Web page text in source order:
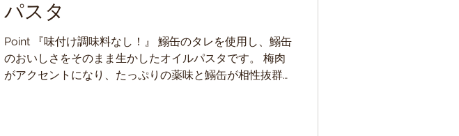
パスタ
Point 『味付け調味料なし！』 鰯缶のタレを使用し、鰯缶
のおいしさをそのまま生かしたオイルパスタです。 梅肉
がアクセントになり、たっぷりの薬味と鰯缶が相性抜群